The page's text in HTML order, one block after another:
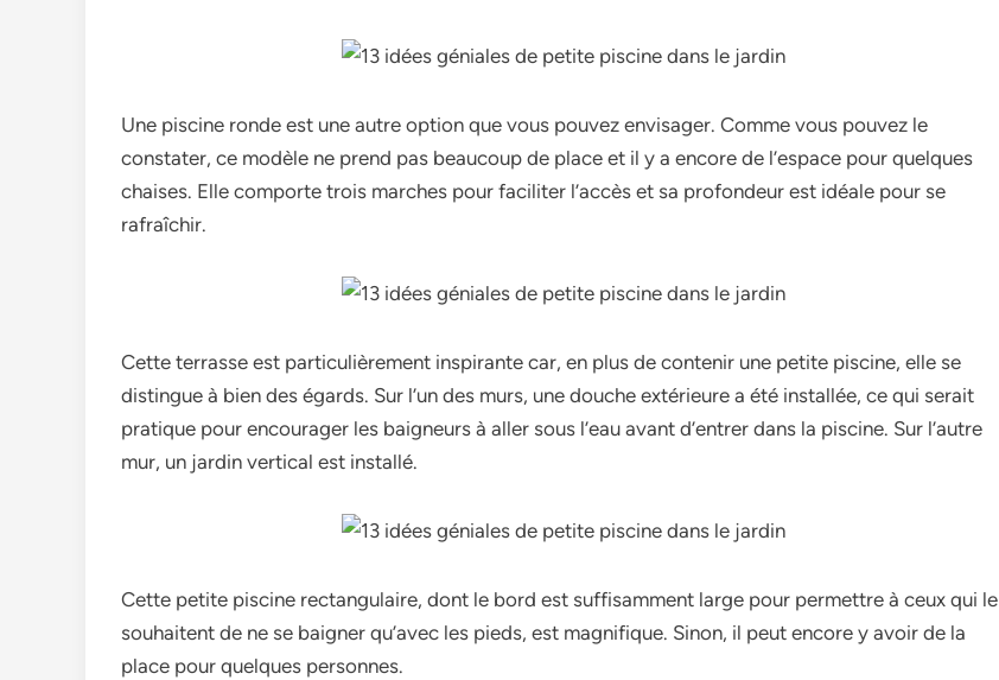
Une piscine ronde est une autre option que vous pouvez envisager. Comme vous pouvez le
constater, ce modèle ne prend pas beaucoup de place et il y a encore de l’espace pour quelques
chaises. Elle comporte trois marches pour faciliter l’accès et sa profondeur est idéale pour se
rafraîchir.
Cette terrasse est particulièrement inspirante car, en plus de contenir une petite piscine, elle se
distingue à bien des égards. Sur l’un des murs, une douche extérieure a été installée, ce qui serait
pratique pour encourager les baigneurs à aller sous l’eau avant d’entrer dans la piscine. Sur l’autre
mur, un jardin vertical est installé.
Cette petite piscine rectangulaire, dont le bord est suffisamment large pour permettre à ceux qui le
souhaitent de ne se baigner qu’avec les pieds, est magnifique. Sinon, il peut encore y avoir de la
place pour quelques personnes.